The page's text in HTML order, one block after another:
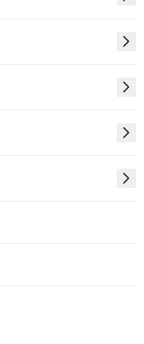
мозаикой
интерпретаций
оперы —